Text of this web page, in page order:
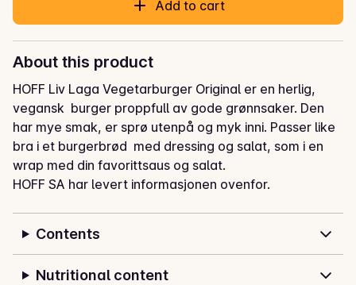
Add to cart
About this product
HOFF Liv Laga Vegetarburger Original er en herlig,
vegansk  burger proppfull av gode grønnsaker. Den
har mye smak, er sprø utenpå og myk inni. Passer like
bra i et burgerbrød  med dressing og salat, som i en
wrap med din favorittsaus og salat.
HOFF SA har levert informasjonen ovenfor.
Contents
Nutritional content